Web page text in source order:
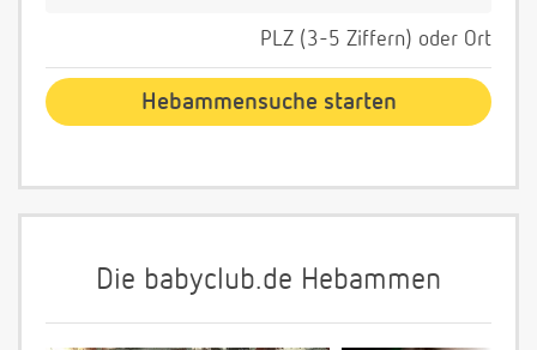
PLZ (3-5 Ziffern) oder Ort
Die babyclub.de Hebammen